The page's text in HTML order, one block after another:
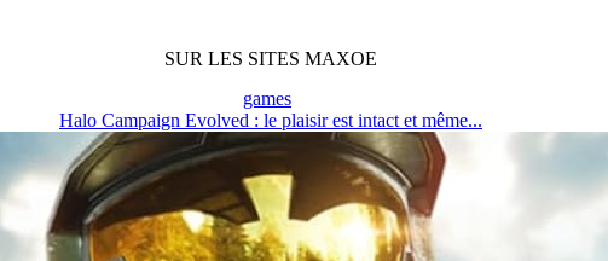
SUR LES SITES MAXOE
games
Halo Campaign Evolved : le plaisir est intact et même...